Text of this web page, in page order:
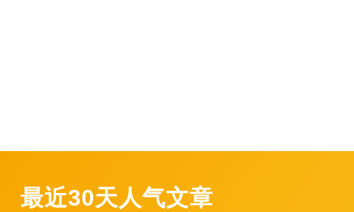
最近30天人气文章